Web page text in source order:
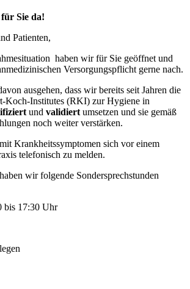
Sie da!
Patienten,
haben wir für Sie geöffnet und
Versorgungspflicht gerne nach.
ausgehen, dass wir bereits seit Jahren die
Koch-Institutes (RKI) zur Hygiene in
und validiert umsetzen und sie gemäß
noch weiter verstärken.
Krankheitssymptomen sich vor einem
telefonisch zu melden.
wir folgende Sondersprechstunden
bis 17:30 Uhr